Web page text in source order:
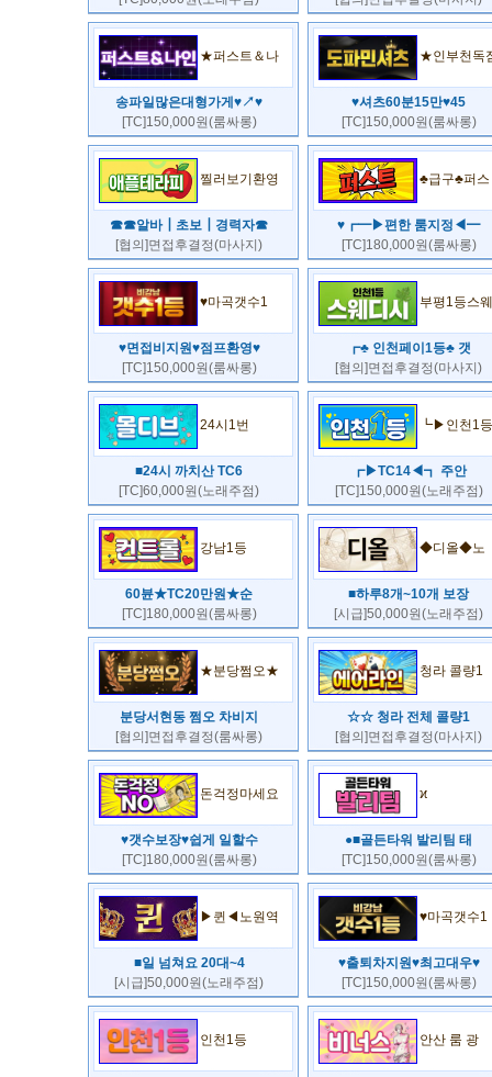
★퍼스트＆나
송파일많은대형가게♥↗♥
[TC]150,000원(룸싸롱)
★인부천독
♥셔츠60분15만♥45
[TC]150,000원(룸싸롱)
찔러보기환영
☎☎알바┃초보┃경력자☎
[협의]면접후결정(마사지)
♣급구♣퍼스
♥┏━▶편한 룸지정◀━
[TC]180,000원(룸싸롱)
♥마곡갯수1
♥면접비지원♥점프환영♥
[TC]150,000원(룸싸롱)
부평1등스웨
┏♣ 인천페이1등♣ 갯
[협의]면접후결정(마사지)
24시1번
■24시 까치산 TC6
[TC]60,000원(노래주점)
┗▶인천1등
┏▶TC14◀┓ 주안
[TC]150,000원(노래주점)
강남1등
60뷴★TC20만원★순
[TC]180,000원(룸싸롱)
◆디올◆노
■하루8개~10개 보장
[시급]50,000원(노래주점)
★분당쩜오★
분당서현동 쩜오 차비지
[협의]면접후결정(룸싸롱)
청라 콜량1
☆☆ 청라 전체 콜량1
[협의]면접후결정(마사지)
돈걱정마세요
♥갯수보장♥쉽게 일할수
[TC]180,000원(룸싸롱)
ϰ
●■골든타워 발리팀 태
[TC]150,000원(룸싸롱)
▶퀸◀노원역
■일 넘쳐요 20대~4
[시급]50,000원(노래주점)
♥마곡갯수1
♥출퇴차지원♥최고대우♥
[TC]150,000원(룸싸롱)
인천1등 안산 룸 광